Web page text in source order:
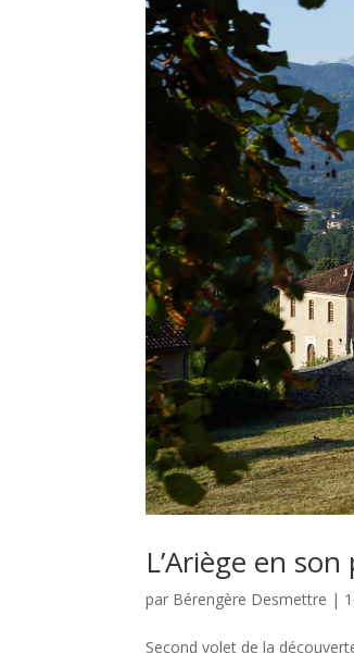
L’Ariège en
par Bérengère Desmettre |
Second volet de la